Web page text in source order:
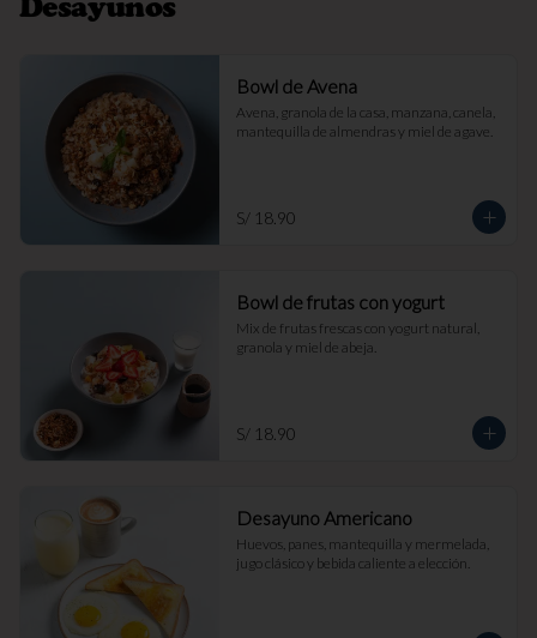
Desayunos
Bowl de Avena
Avena, granola de la casa, manzana, canela,
mantequilla de almendras y miel de agave.
S/ 18.90
Bowl de frutas con yogurt
Mix de frutas frescas con yogurt natural,
granola y miel de abeja.
S/ 18.90
Desayuno Americano
Huevos, panes, mantequilla y mermelada,
jugo clásico y bebida caliente a elección.